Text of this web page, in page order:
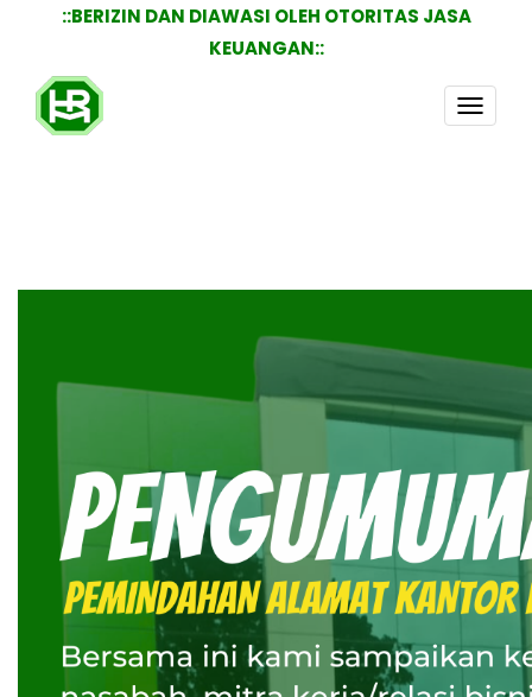
::BERIZIN DAN DIAWASI OLEH OTORITAS JASA
KEUANGAN::